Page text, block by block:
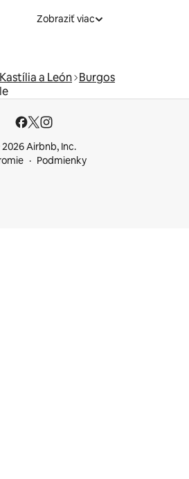
Zobraziť viac
Kastília a León Burgos
Airbnb, Inc.
Podmienky